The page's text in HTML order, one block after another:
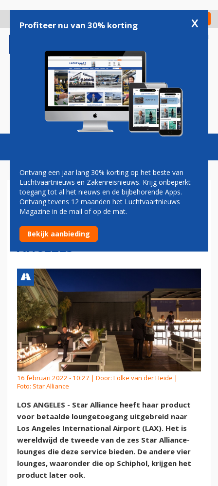
gaan
Check in
Magazine Podcasts Vacatures
STAR ALLIANCE: NU OOK
BETAALDE LOUNGETOEGANG
OP LUCHTHAVEN LOS
ANGELES
16 februari 2022 - 10:27 | Door: Lolke van der Heide |
Foto: Star Alliance
LOS ANGELES - Star Alliance heeft haar product
voor betaalde loungetoegang uitgebreid naar
Los Angeles International Airport (LAX). Het is
wereldwijd de tweede van de zes Star Alliance-
lounges die deze service bieden. De andere vier
lounges, waaronder die op Schiphol, krijgen het
product later ook.
Profiteer nu van 30% korting x
Ontvang een jaar lang 30% korting op het beste van
Luchtvaartnieuws en Zakenreisnieuws. Krijg onbeperkt
toegang tot al het nieuws en de bijbehorende Apps.
Ontvang tevens 12 maanden het Luchtvaartnieuws
Magazine in de mail of op de mat.
Bekijk aanbieding